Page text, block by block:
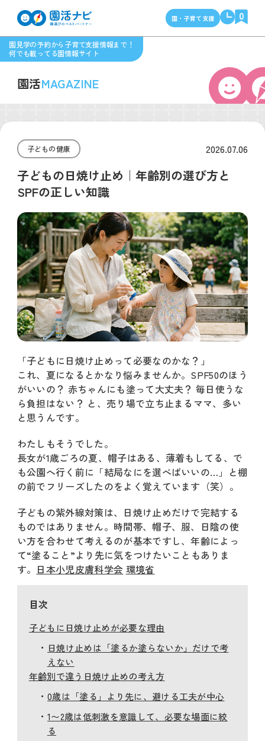
園見学の予約から子育て支援情報まで！
何でも載ってる園情報サイト
園・子育て支援 0
園活MAGAZINE
子どもの健康 2026.07.06
子どもの日焼け止め｜年齢別の選び方と
SPFの正しい知識
「子どもに日焼け止めって必要なのかな？」
これ、夏になるとかなり悩みませんか。SPF50のほう
がいいの？ 赤ちゃんにも塗って大丈夫？ 毎日使うな
ら負担はない？ と、売り場で立ち止まるママ、多い
と思うんです。
わたしもそうでした。
長女が1歳ごろの夏、帽子はある、薄着もしてる、で
も公園へ行く前に「結局なにを選べばいいの…」と棚
の前でフリーズしたのをよく覚えています（笑）。
子どもの紫外線対策は、日焼け止めだけで完結する
ものではありません。時間帯、帽子、服、日陰の使
い方を合わせて考えるのが基本ですし、年齢によっ
て“塗ること”より先に気をつけたいこともありま
す。 日本小児皮膚科学会 環境省
目次
子どもに日焼け止めが必要な理由
日焼け止めは「塗るか塗らないか」だけで考
えない
年齢別で違う日焼け止めの考え方
0歳は「塗る」より先に、避ける工夫が中心
1〜2歳は低刺激を意識して、必要な場面に絞
る